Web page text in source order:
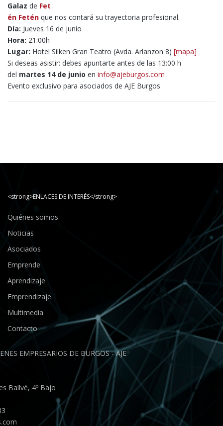
Galaz de Fet
én Fetén que nos contará su trayectoria profesional.
Día: Jueves 16 de junio
Hora: 21:00h
Lugar: Hotel Silken Gran Teatro (Avda. Arlanzon 8) [mapa]
Si deseas asistir: debes apuntarte antes de las 13:00 h
del martes 14 de junio en info@ajeburgos.com
Evento exclusivo para asociados de AJE Burgos
<strong>ENLACES DE INTERÉS</strong>
Quiénes somos
Noticias
Asociados
Emprende
Aprendizaje
Emprendizaje
Multimedia
Contacto
EMPRESARIOS DE BURGOS - AJE
Ballvé, 4º Bajo